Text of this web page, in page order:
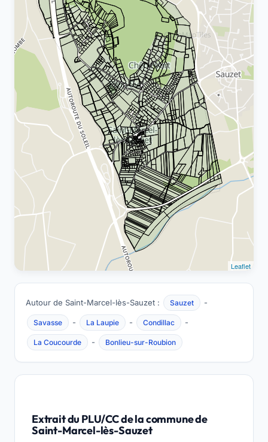
Leaflet
Autour de Saint-Marcel-lès-Sauzet : Sauzet -
Savasse - La Laupie - Condillac -
La Coucourde - Bonlieu-sur-Roubion
Extrait du PLU/CC de la commune de
Saint-Marcel-lès-Sauzet